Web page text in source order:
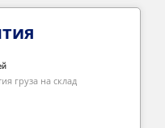
груза на склад